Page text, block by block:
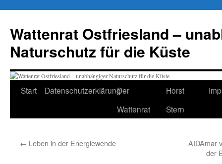
springen
Wattenrat Ostfriesland –
Naturschutz für die Küste
Start DatenschutzerklärungDer
Wattenrat
Horst
Stern
← Leben in der Energiewende
AIDAmar
der